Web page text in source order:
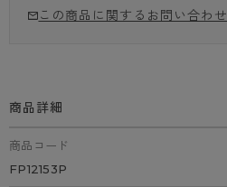
この商品に関するお問い合わせ
商品詳細
商品コード
FP12153P